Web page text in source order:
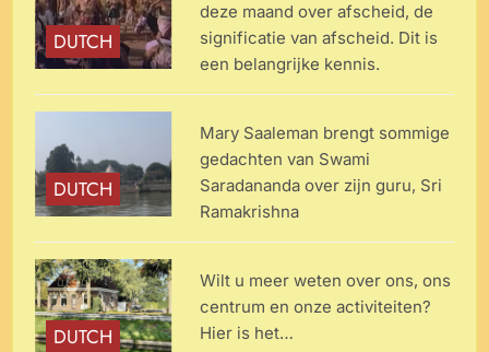
DUTCH
deze maand over afscheid, de
significatie van afscheid. Dit is
een belangrijke kennis.
DUTCH
Mary Saaleman brengt sommige
gedachten van Swami
Saradananda over zijn guru, Sri
Ramakrishna
DUTCH
Wilt u meer weten over ons, ons
centrum en onze activiteiten?
Hier is het…